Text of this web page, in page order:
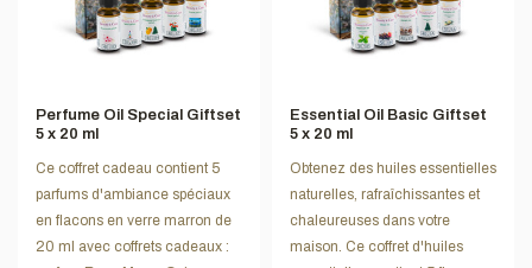
Perfume Oil Special Giftset
5 x 20 ml
Ce coffret cadeau contient 5
parfums d'ambiance spéciaux
en flacons en verre marron de
20 ml avec coffrets cadeaux :
Essential Oil Basic Giftset
5 x 20 ml
Obtenez des huiles essentielles
naturelles, rafraîchissantes et
chaleureuses dans votre
maison. Ce coffret d'huiles